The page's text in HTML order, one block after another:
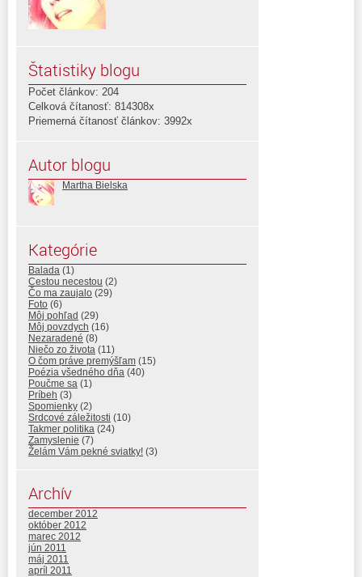
Štatistiky blogu
Počet článkov: 204
Celková čítanosť: 814308x
Priemerná čítanosť článkov: 3992x
Autor blogu
Martha Bielska
Kategórie
Balada (1)
Cestou necestou (2)
Čo ma zaujalo (29)
Foto (6)
Môj pohľad (29)
Môj povzdych (16)
Nezaradené (8)
Niečo zo života (11)
O čom práve premýšľam (15)
Poézia všedného dňa (40)
Poučme sa (1)
Príbeh (3)
Spomienky (2)
Srdcové záležitosti (10)
Takmer politika (24)
Zamyslenie (7)
Želám Vám pekné sviatky! (3)
Archív
december 2012
október 2012
marec 2012
jún 2011
máj 2011
apríl 2011